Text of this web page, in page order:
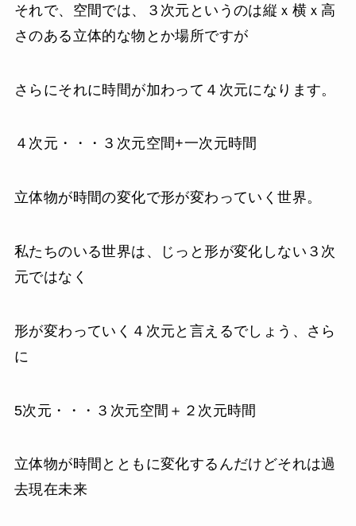
それで、空間では、３次元というのは縦ｘ横ｘ高
さのある立体的な物とか場所ですが
さらにそれに時間が加わって４次元になります。
４次元・・・３次元空間+一次元時間
立体物が時間の変化で形が変わっていく世界。
私たちのいる世界は、じっと形が変化しない３次
元ではなく
形が変わっていく４次元と言えるでしょう、さら
に
5次元・・・３次元空間＋２次元時間
立体物が時間とともに変化するんだけどそれは過
去現在未来